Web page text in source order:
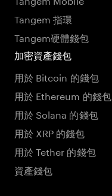
Tangem 指環
Tangem硬體錢包
加密資產錢包
用於 Bitcoin 的錢包
用於 Ethereum 的錢包
用於 Solana 的錢包
用於 XRP 的錢包
用於 Tether 的錢包
資產錢包